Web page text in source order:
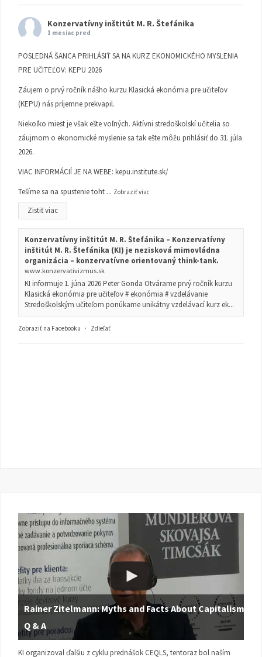
Konzervatívny inštitút M. R. Štefánika
1 mesiac pred
POSLEDNÁ ŠANCA PRIHLÁSIŤ SA NA KURZ EKONOMICKÉHO MYSLENIA
PRE UČITEĽOV: KEPU 2026
Záujem o prvý ročník nášho kurzu Klasická ekonómia pre učiteľov
(KEPU) nás príjemne prekvapil.
Niekoľko miest je však ešte voľných. Aktívni stredoškolskí učitelia so
záujmom o ekonomické myslenie sa tak ešte môžu prihlásiť do 31. júla
2026.
VIAC INFORMÁCIÍ JE NA WEBE: kepu.institute.sk/
Tešíme sa na spustenie toht ... Zobraziť viac
Zistiť viac
Konzervatívny inštitút M. R. Štefánika – Konzervatívny
inštitút M. R. Štefánika (KI) je nezisková mimovládna
organizácia – konzervatívne orientovaný think-tank.
www.konzervativizmus.sk
KI informuje 1. júna 2026 Peter Gonda Otvárame prvý ročník kurzu
Klasická ekonómia pre učiteľov # ekonómia # vzdelávanie
Stredoškolským učiteľom ponúkame unikátny vzdelávací kurz ek...
Zobraziť na Facebooku · Zdieľať
Rainer Zitelmann: Myths and Facts About Capitalism |
Q & A
KI organizoval ďalšiu z cyklu prednášok CEQLS, tentoraz bol naším